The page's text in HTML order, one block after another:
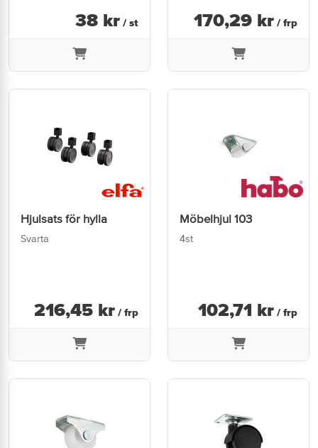
38 kr / st 170,29 kr / frp
Hjulsats för hylla
Svarta
216,45 kr / frp
Möbelhjul 103
4st
102,71 kr / frp